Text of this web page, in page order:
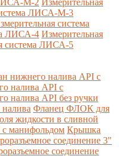
ЛИСА-М-3
система
ЛИСА-4 Измерительная
система ЛИСА-5
нижнего налива API с
налива API с
налива API без ручки
Фланец ФЛОК для
жидкости в сливной
манифольдом Крышка
соединение 3"
соединение